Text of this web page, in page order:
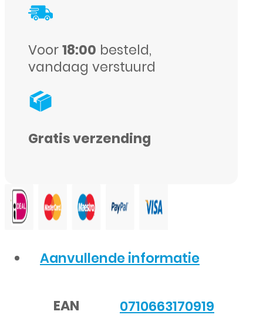
Voor18:00 besteld,
vandaag verstuurd
Gratis verzending
Aanvullende informatie
EAN 0710663170919